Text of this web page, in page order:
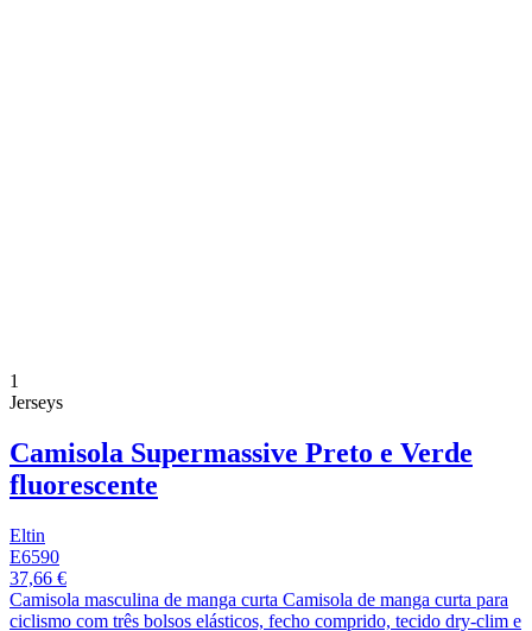
1
Jerseys
Camisola Supermassive Preto e Verde
fluorescente
Eltin
E6590
37,66 €
Camisola masculina de manga curta Camisola de manga curta para
ciclismo com três bolsos elásticos, fecho comprido, tecido dry-clim e